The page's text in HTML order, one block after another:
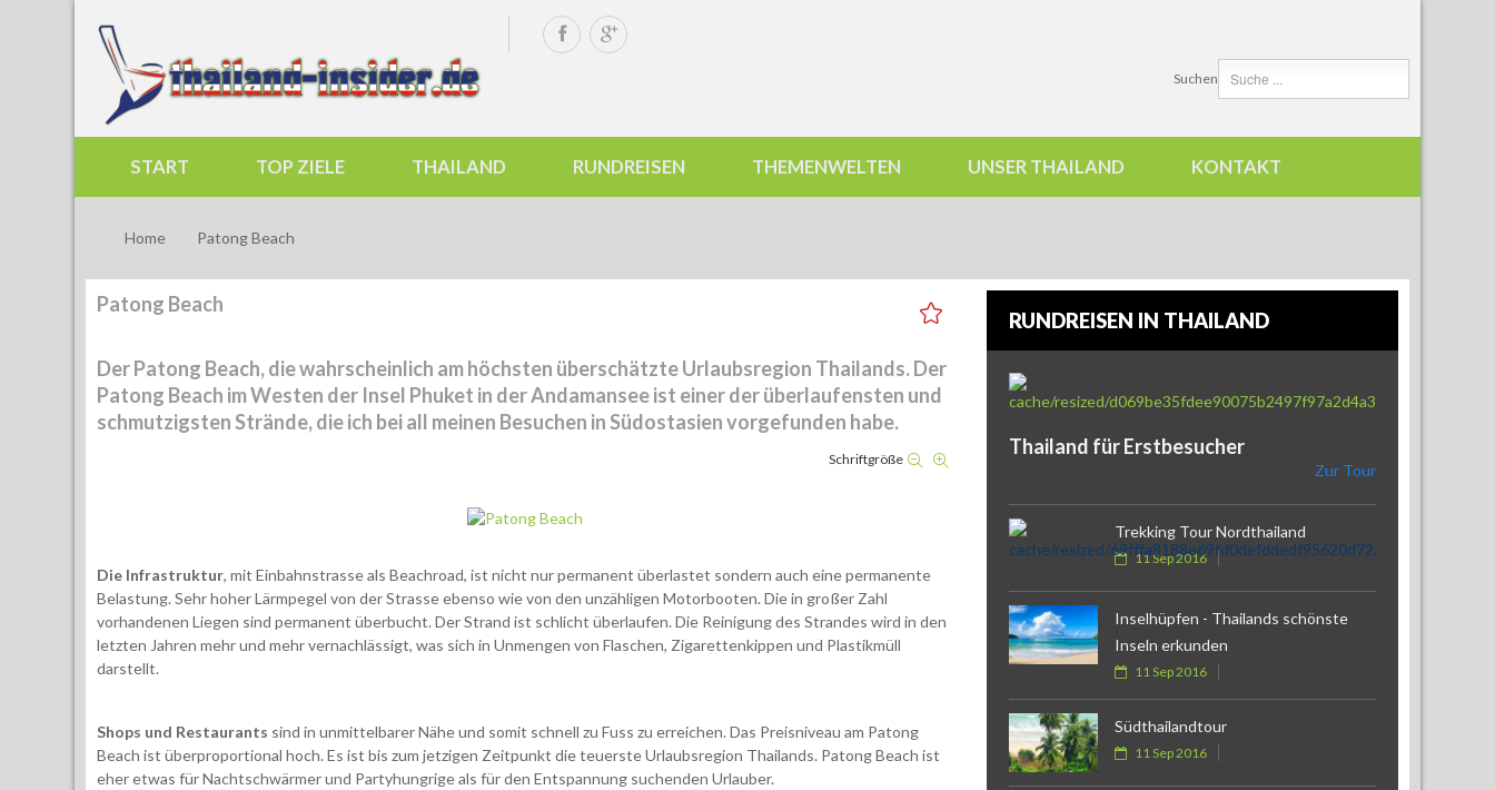
Suchen
START TOP ZIELE THAILAND RUNDREISEN THEMENWELTEN UNSER THAILAND KONTAKT
Home Patong Beach
Patong Beach
Der Patong Beach, die wahrscheinlich am höchsten überschätzte Urlaubsregion Thailands. Der
Patong Beach im Westen der Insel Phuket in der Andamansee ist einer der überlaufensten und
schmutzigsten Strände, die ich bei all meinen Besuchen in Südostasien vorgefunden habe.
Schriftgröße
Die Infrastruktur, mit Einbahnstrasse als Beachroad, ist nicht nur permanent überlastet sondern auch eine permanente
Belastung. Sehr hoher Lärmpegel von der Strasse ebenso wie von den unzähligen Motorbooten. Die in großer Zahl
vorhandenen Liegen sind permanent überbucht. Der Strand ist schlicht überlaufen. Die Reinigung des Strandes wird in den
letzten Jahren mehr und mehr vernachlässigt, was sich in Unmengen von Flaschen, Zigarettenkippen und Plastikmüll
darstellt.
Shops und Restaurants sind in unmittelbarer Nähe und somit schnell zu Fuss zu erreichen. Das Preisniveau am Patong
Beach ist überproportional hoch. Es ist bis zum jetzigen Zeitpunkt die teuerste Urlaubsregion Thailands. Patong Beach ist
eher etwas für Nachtschwärmer und Partyhungrige als für den Entspannung suchenden Urlauber.
RUNDREISEN IN THAILAND
Thailand für Erstbesucher
Zur Tour
Trekking Tour Nordthailand
11 Sep 2016
Inselhüpfen - Thailands schönste
Inseln erkunden
11 Sep 2016
Südthailandtour
11 Sep 2016